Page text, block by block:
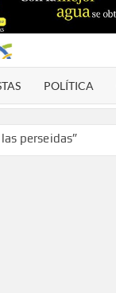
POLÍTICA
perseidas”
de Aridane